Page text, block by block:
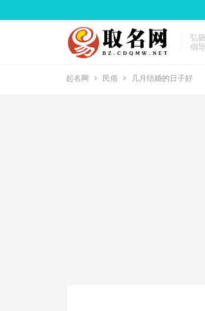
弘
倡
起名网 民俗 几月结婚的日子好